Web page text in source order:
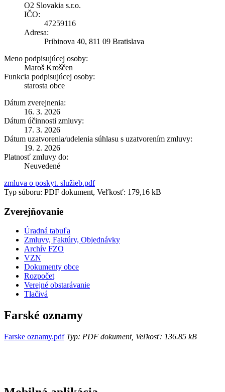
O2 Slovakia s.r.o.
IČO:
47259116
Adresa:
Pribinova 40, 811 09 Bratislava
Meno podpisujúcej osoby:
Maroš Kroščen
Funkcia podpisujúcej osoby:
starosta obce
Dátum zverejnenia:
16. 3. 2026
Dátum účinnosti zmluvy:
17. 3. 2026
Dátum uzatvorenia/udelenia súhlasu s uzatvorením zmluvy:
19. 2. 2026
Platnosť zmluvy do:
Neuvedené
zmluva o poskyt. služieb.pdf
Typ súboru: PDF dokument, Veľkosť: 179,16 kB
Zverejňovanie
Úradná tabuľa
Zmluvy, Faktúry, Objednávky
Archív FZO
VZN
Dokumenty obce
Rozpočet
Verejné obstarávanie
Tlačivá
Farské oznamy
Farske oznamy.pdfTyp: PDF dokument, Veľkosť: 136.85 kB